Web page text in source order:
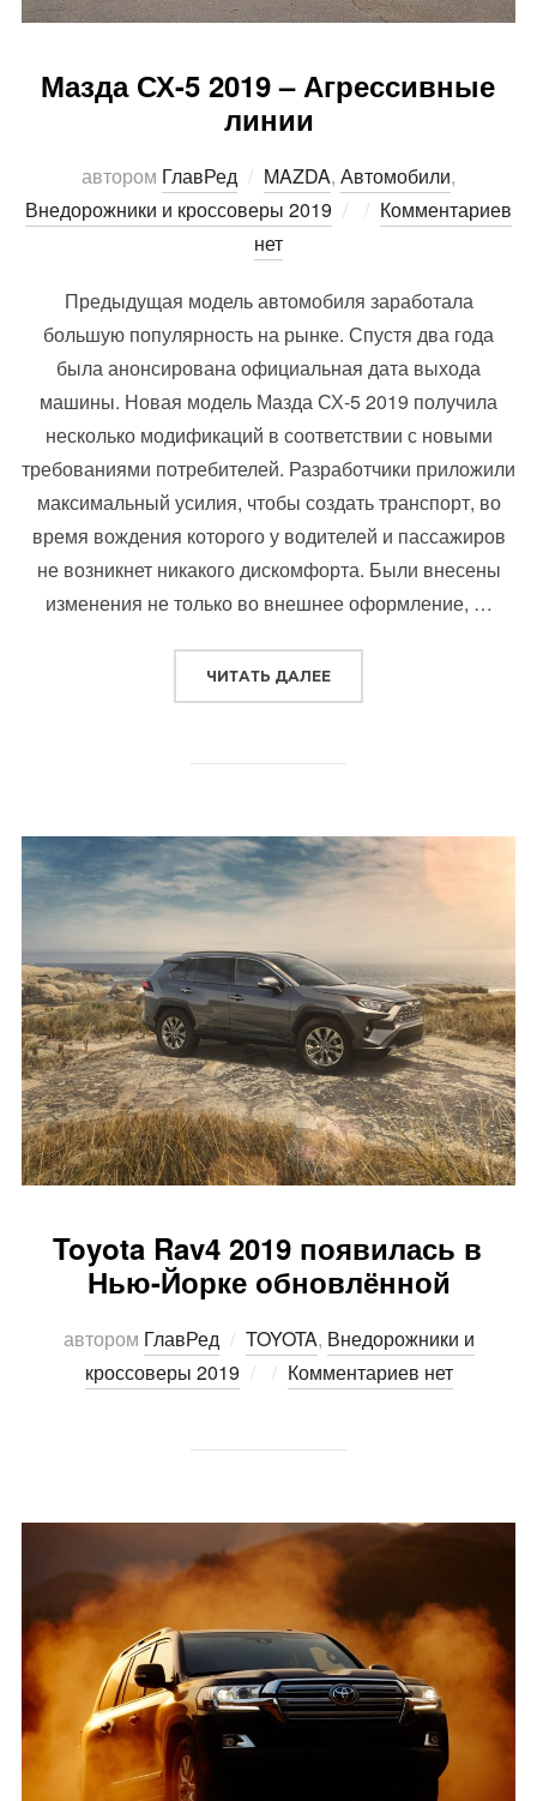
Мазда СХ-5 2019 – Агрессивные
линии
автором ГлавРед MAZDA, Автомобили,
Внедорожники и кроссоверы 2019
Опубликовано
Комментариев
нет
Предыдущая модель автомобиля заработала
большую популярность на рынке. Спустя два года
была анонсирована официальная дата выхода
машины. Новая модель Мазда СХ-5 2019 получила
несколько модификаций в соответствии с новыми
требованиями потребителей. Разработчики приложили
максимальный усилия, чтобы создать транспорт, во
время вождения которого у водителей и пассажиров
не возникнет никакого дискомфорта. Были внесены
изменения не только во внешнее оформление, …
ЧИТАТЬ ДАЛЕЕ“МАЗДА СХ-5 2019 –
Toyota Rav4 2019 появилась в
Нью-Йорке обновлённой
автором ГлавРед TOYOTA, Внедорожники и
кроссоверы 2019
Опубликовано
Комментариев нет